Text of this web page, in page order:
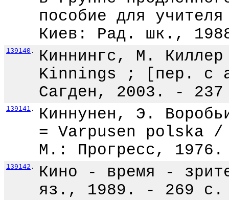
пособие для
Киев: Рад. шк.,
139140 .
Киннингс, М.
Kinnings ; [пер. с
Сагден, 2003. -
139141 .
Киннунен, Э.
= Varpusen polska /
М.: Прогресс,
139142 .
Кино - время -
яз., 1989. - 269 с.